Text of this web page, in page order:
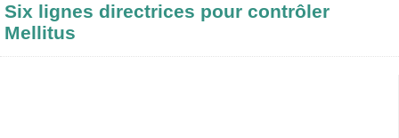
Six lignes directrices pour contrôler
Mellitus